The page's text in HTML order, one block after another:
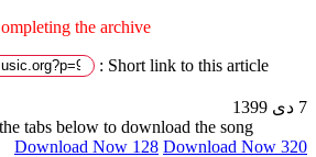
the archive
Short link to this article :
7 دی 1399
tabs below to download the song
Download Now 128 Download Now 320